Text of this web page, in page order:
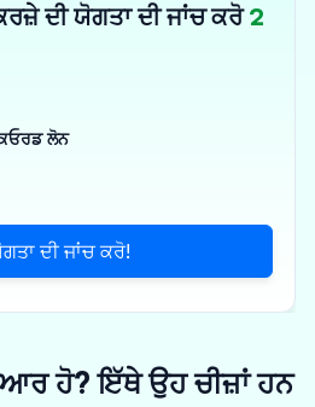
ਦੀ ਯੋਗਤਾ ਦੀ ਜਾਂਚ ਕਰੋ2
ਲੋਨ
ਦੀ ਜਾਂਚ ਕਰੋ!
ਹੋ? ਇੱਥੇ ਉਹ ਚੀਜ਼ਾਂ ਹਨ